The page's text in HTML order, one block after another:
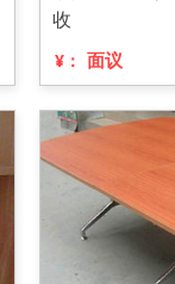
收
¥： 面议